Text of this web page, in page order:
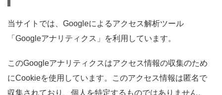
当サイトでは、Googleによるアクセス解析ツール
「Googleアナリティクス」を利用しています。
このGoogleアナリティクスはアクセス情報の収集のため
にCookieを使用しています。このアクセス情報は匿名で
収集されており、個人を特定するものではありません。